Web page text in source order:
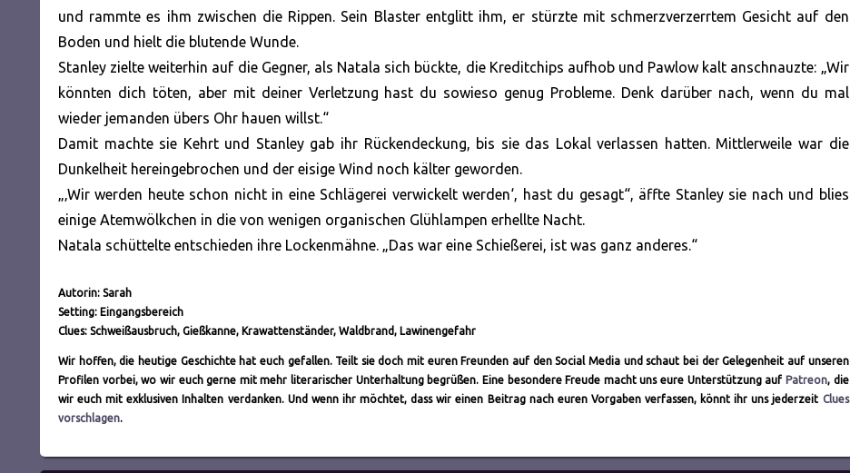
und rammte es ihm zwischen die Rippen. Sein Blaster entglitt ihm, er stürzte mit schmerzverzerrtem Gesicht auf den
Boden und hielt die blutende Wunde.
Stanley zielte weiterhin auf die Gegner, als Natala sich bückte, die Kreditchips aufhob und Pawlow kalt anschnauzte: „Wir
könnten dich töten, aber mit deiner Verletzung hast du sowieso genug Probleme. Denk darüber nach, wenn du mal
wieder jemanden übers Ohr hauen willst.“
Damit machte sie Kehrt und Stanley gab ihr Rückendeckung, bis sie das Lokal verlassen hatten. Mittlerweile war die
Dunkelheit hereingebrochen und der eisige Wind noch kälter geworden.
„‚Wir werden heute schon nicht in eine Schlägerei verwickelt werden‘, hast du gesagt“, äffte Stanley sie nach und blies
einige Atemwölkchen in die von wenigen organischen Glühlampen erhellte Nacht.
Natala schüttelte entschieden ihre Lockenmähne. „Das war eine Schießerei, ist was ganz anderes.“
Autorin: Sarah
Setting: Eingangsbereich
Clues: Schweißausbruch, Gießkanne, Krawattenständer, Waldbrand, Lawinengefahr
Wir hoffen, die heutige Geschichte hat euch gefallen. Teilt sie doch mit euren Freunden auf den Social Media und schaut bei der Gelegenheit auf unseren
Profilen vorbei, wo wir euch gerne mit mehr literarischer Unterhaltung begrüßen. Eine besondere Freude macht uns eure Unterstützung auf Patreon, die
wir euch mit exklusiven Inhalten verdanken. Und wenn ihr möchtet, dass wir einen Beitrag nach euren Vorgaben verfassen, könnt ihr uns jederzeit Clues
vorschlagen.